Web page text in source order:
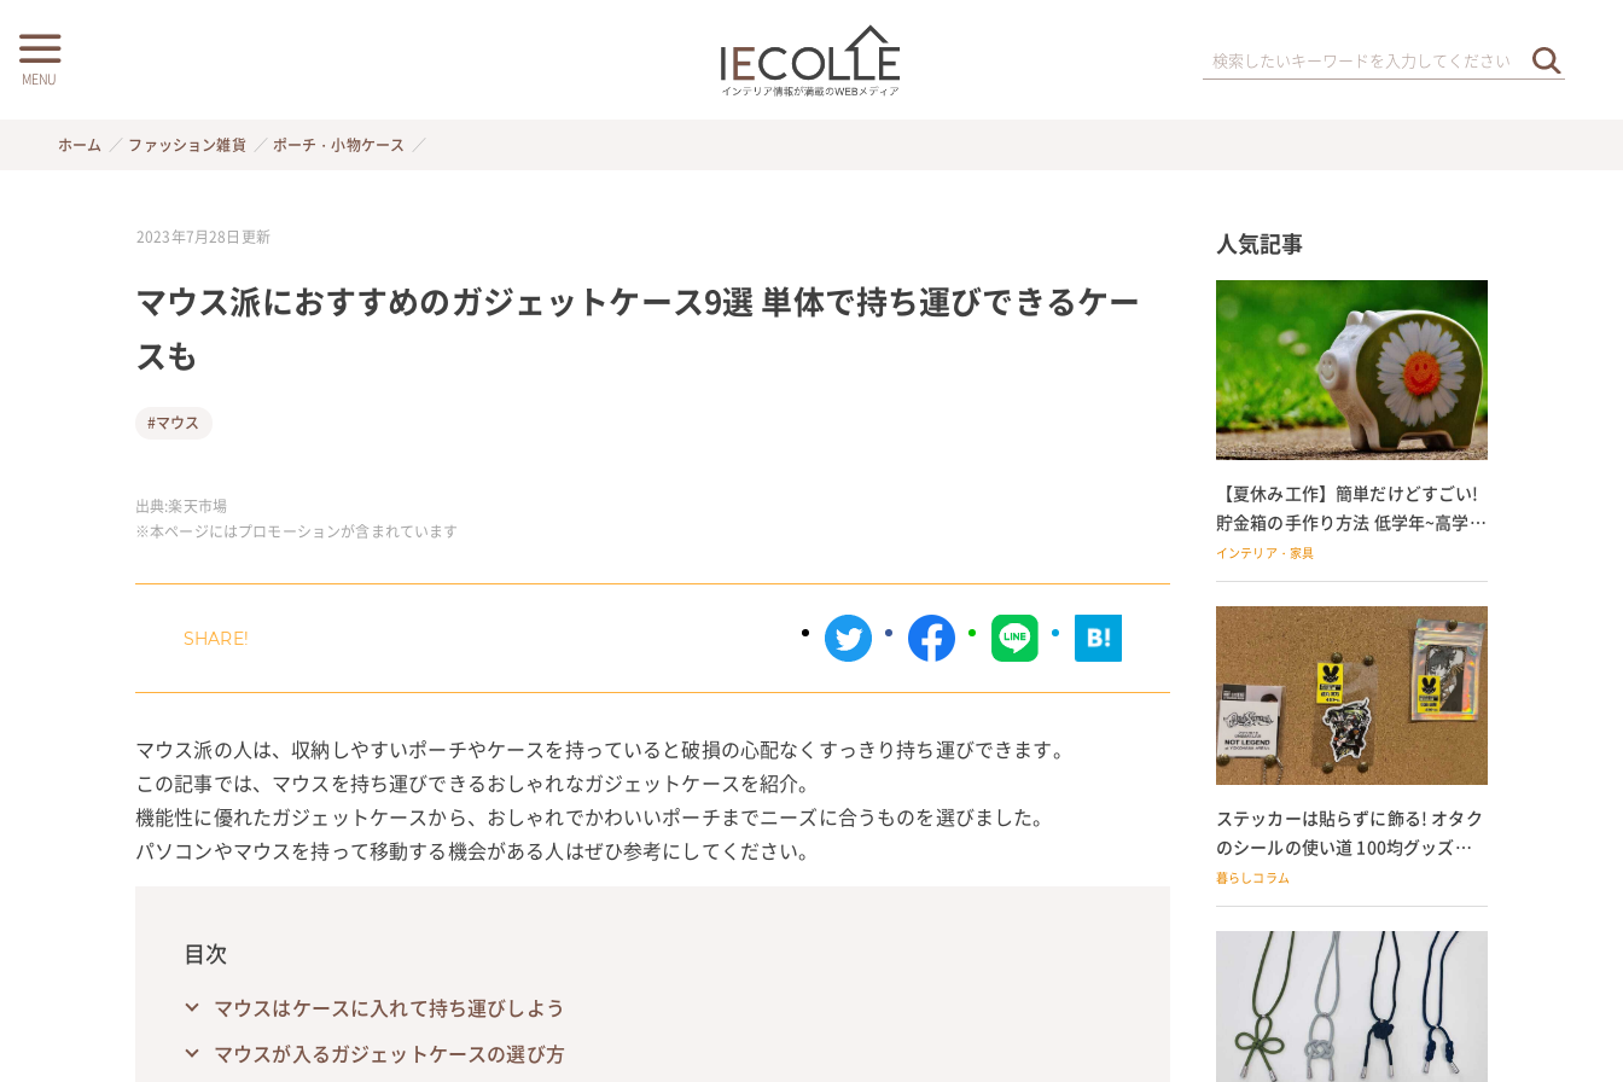
MENU
ホーム ファッション雑貨 ポーチ・小物ケース
2023年7月28日 更新
マウス派におすすめのガジェットケース9選 単体で持ち運びできるケー
スも
#マウス
出典:楽天市場
※本ページにはプロモーションが含まれています
マウス派の人は、収納しやすいポーチやケースを持っていると破損の心配なくすっきり持ち運びできます。
この記事では、マウスを持ち運びできるおしゃれなガジェットケースを紹介。
機能性に優れたガジェットケースから、おしゃれでかわいいポーチまでニーズに合うものを選びました。
パソコンやマウスを持って移動する機会がある人はぜひ参考にしてください。
目次
マウスはケースに入れて持ち運びしよう
マウスが入るガジェットケースの選び方
人気記事
【夏休み工作】簡単だけどすごい!
貯金箱の手作り方法 低学年~高学年
の子どもにも
インテリア・家具
ステッカーは貼らずに飾る! オタク
のシールの使い道 100均グッズで
の飾り方も
暮らしコラム